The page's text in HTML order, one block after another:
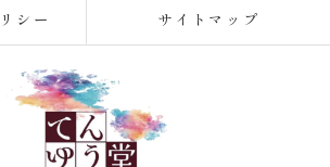
シー サイトマップ